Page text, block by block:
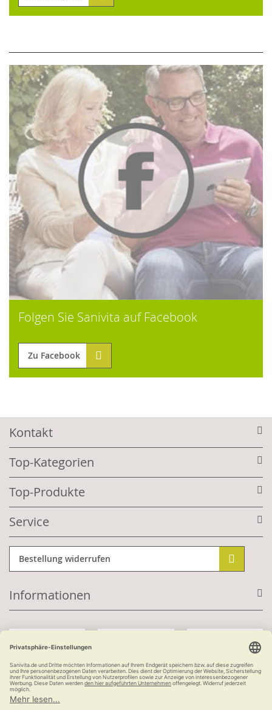
Folgen Sie Sanivita auf Facebook
Zu Facebook
Kontakt
Top-Kategorien
Top-Produkte
Service
Bestellung widerrufen
Informationen
Kauf auf Rechnung